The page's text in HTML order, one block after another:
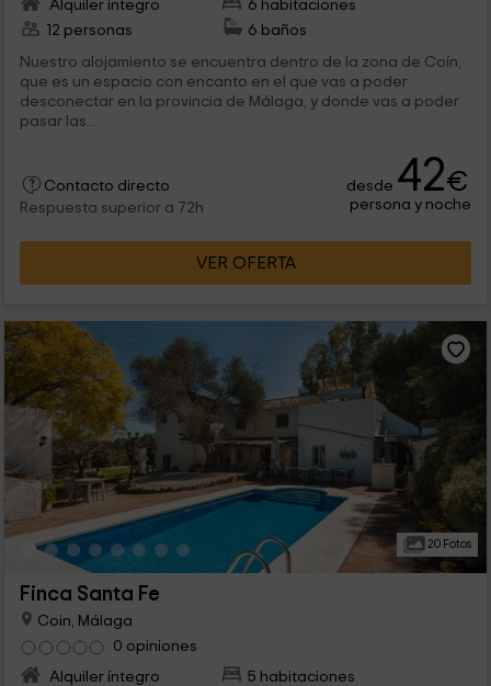
Alquiler íntegro
6 habitaciones
12 personas
6 baños
Nuestro alojamiento se encuentra dentro de la zona de Coín,
que es un espacio con encanto en el que vas a poder
desconectar en la provincia de Málaga, y donde vas a poder
pasar las...
Contacto directo
Respuesta superior a 72h
desde 42€
persona y noche
VER OFERTA
20 Fotos
Finca Santa Fe
Coin, Málaga
0 opiniones
Alquiler íntegro
5 habitaciones